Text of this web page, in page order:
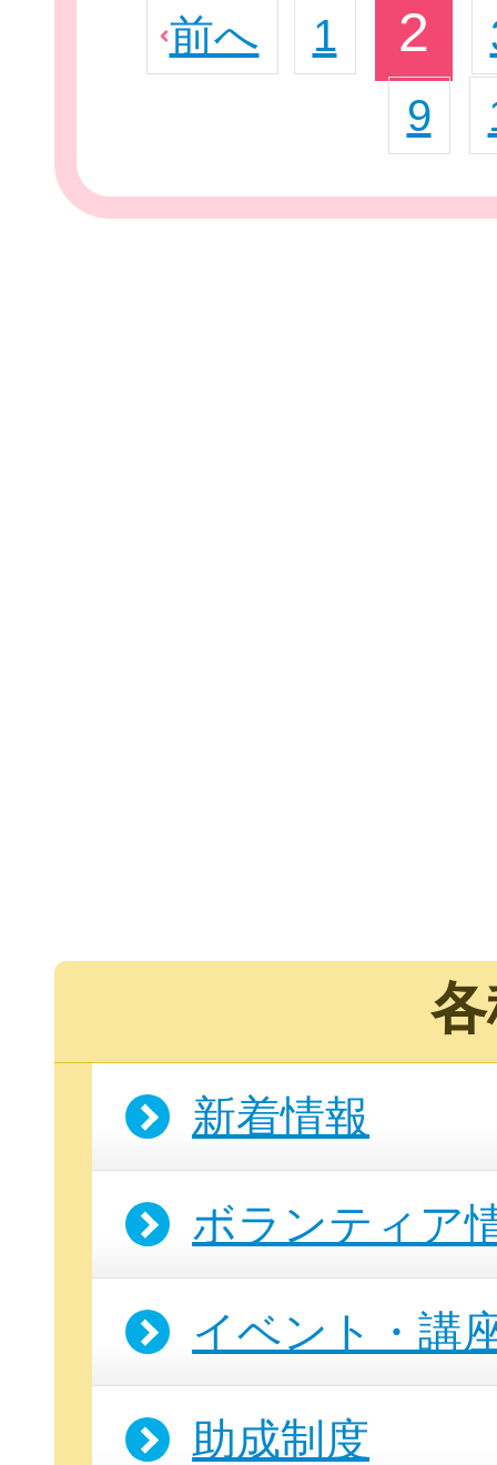
前へ
1 2
9
新着情報
ボランティア
イベント・講
助成制度